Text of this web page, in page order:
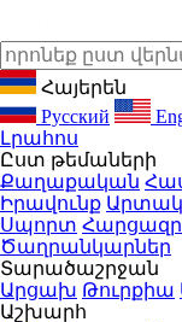
Հայերեն
Русский
Լրահոս
Ըստ թեմաների
Քաղաքական
Իրավունք
Սպորտ
Ծաղրանկարներ
Տարածաշրջան
Արցախ Թուրքիա
Աշխարհ